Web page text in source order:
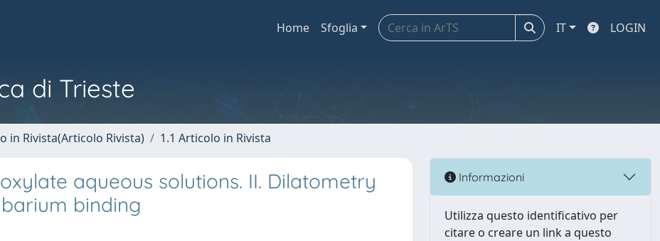
Home Sfoglia IT LOGIN
di Trieste
in Rivista(Articolo Rivista) 1.1 Articolo in Rivista
aqueous solutions. II. Dilatometry
binding
Informazioni
Utilizza questo identificativo per
citare o creare un link a questo